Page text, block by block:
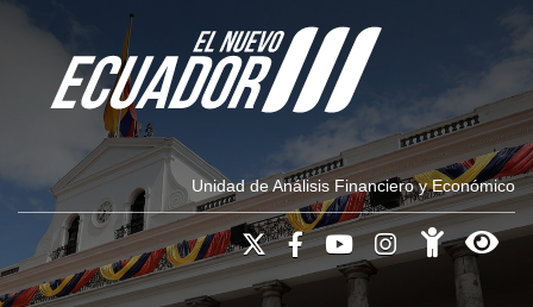
Unidad de Análisis Financiero y Económico